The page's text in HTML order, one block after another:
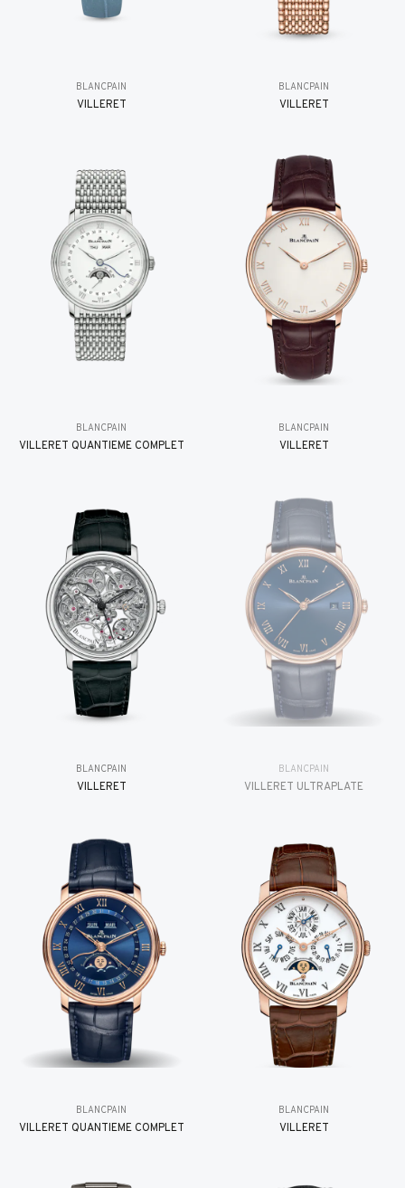
BLANCPAIN
VILLERET
BLANCPAIN
VILLERET
BLANCPAIN
VILLERET QUANTIÈME COMPLET
BLANCPAIN
VILLERET
BLANCPAIN
VILLERET
BLANCPAIN
VILLERET ULTRAPLATE
BLANCPAIN
VILLERET QUANTIÈME COMPLET
BLANCPAIN
VILLERET